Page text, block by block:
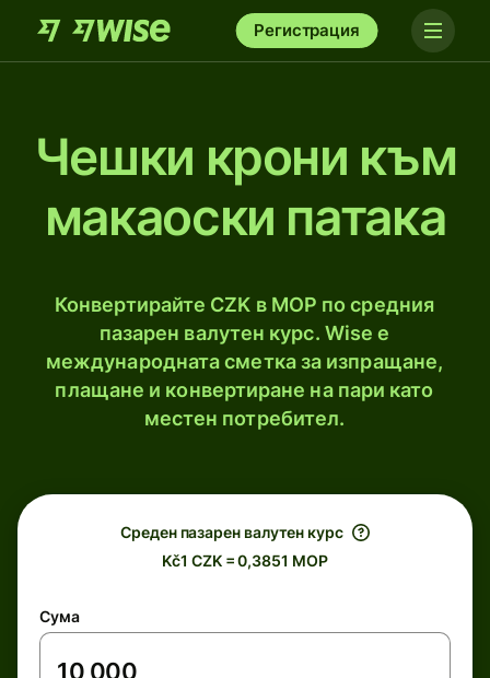
Регистрация
Чешки крони към
макаоски патака
Конвертирайте CZK в MOP по средния
пазарен валутен курс. Wise е
международната сметка за изпращане,
плащане и конвертиране на пари като
местен потребител.
Среден пазарен валутен курс
Kč1 CZK = 0,3851 MOP
Сума